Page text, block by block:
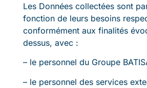
Les Données collectées sont
fonction de leurs besoins
conformément aux finalités
dessus, avec :
– le personnel du Groupe
– le personnel des services